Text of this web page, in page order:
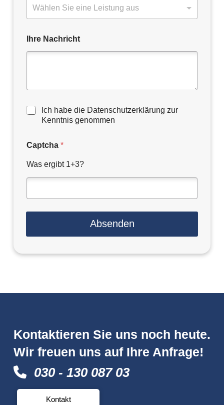
Ihre Nachricht
D
n
c
h
e
ä
Ich habe die Datenschutzerklärung zur
Kenntnis genommen
Captcha *
Was ergibt 1+3?
Absenden
Kontaktieren Sie uns noch heute.
Wir freuen uns auf Ihre Anfrage!
030 - 130 087 03
Kontakt